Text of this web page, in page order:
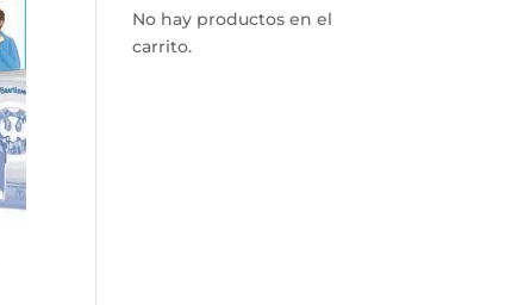
No hay productos en el
carrito.